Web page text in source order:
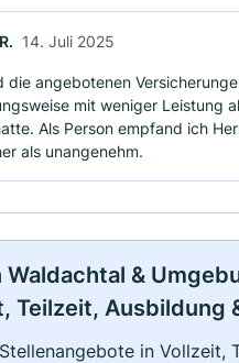
14. Juli 2025
die angebotenen
mit weniger Leistung
Als Person empfand ich
als unangenehm.
Waldachtal &
Teilzeit, Ausbildung
in Vollzeit,